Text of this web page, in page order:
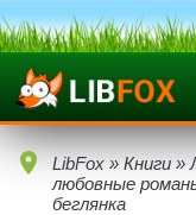
LibFox » Книги »
любовные
беглянка